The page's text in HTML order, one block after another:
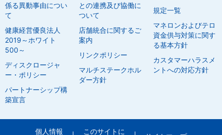
係る異動事由につい
て
健康経営優良法人
2019～ホワイト
500～
ディスクロージャ
ー・ポリシー
パートナーシップ構
築宣言
との連携及び協働に
ついて
店舗統合に関するご
案内
リンクポリシー
マルチステークホル
ダー方針
規定一覧
マネロンおよびテロ
資金供与対策に関す
る基本方針
カスタマーハラスメ
ントへの対応方針
個人情報 このサイトに